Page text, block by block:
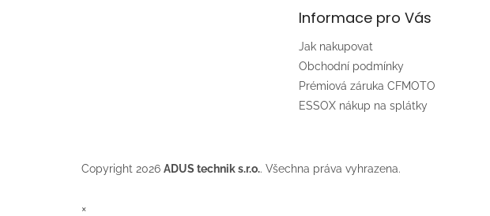
Informace pro Vás
Jak nakupovat
Obchodní podmínky
Prémiová záruka CFMOTO
ESSOX nákup na splátky
Copyright 2026 ADUS technik s.r.o.. Všechna práva vyhrazena.
×